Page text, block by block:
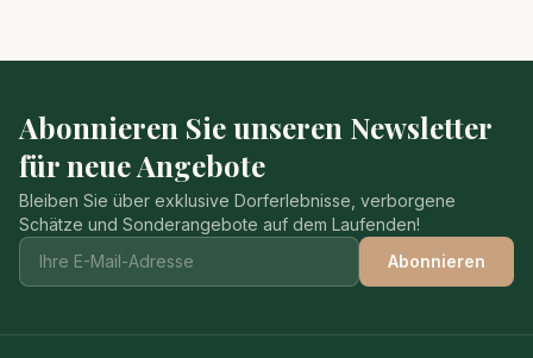
Abonnieren Sie unseren Newsletter
für neue Angebote
Bleiben Sie über exklusive Dorferlebnisse, verborgene
Schätze und Sonderangebote auf dem Laufenden!
Abonnieren